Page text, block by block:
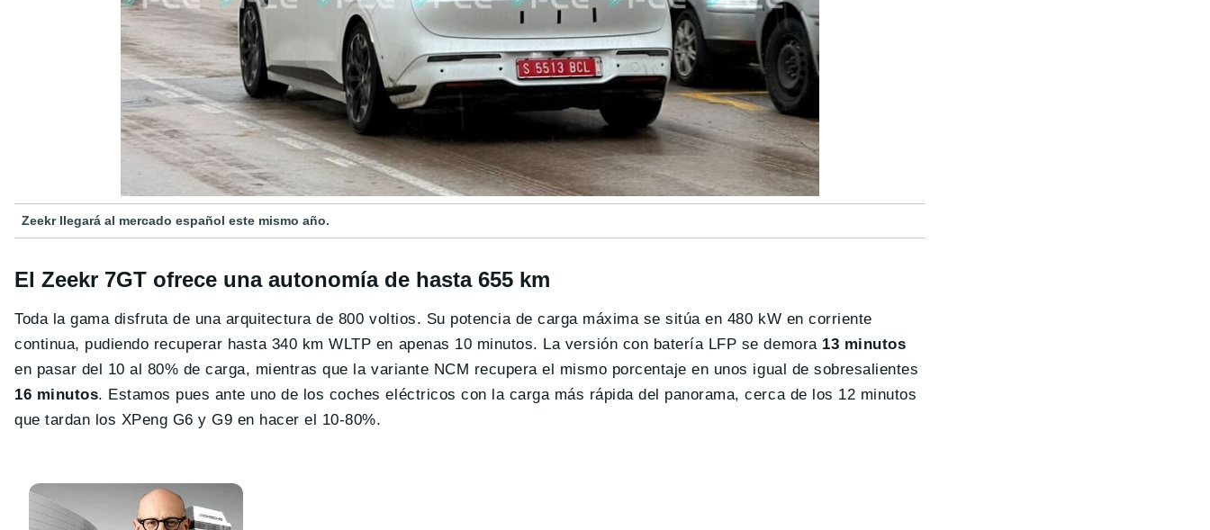
Zeekr llegará al mercado español este mismo año.
El Zeekr 7GT ofrece una autonomía de hasta 655 km
Toda la gama disfruta de una arquitectura de 800 voltios. Su potencia de carga máxima se sitúa en 480 kW en corriente
continua, pudiendo recuperar hasta 340 km WLTP en apenas 10 minutos. La versión con batería LFP se demora 13 minutos
en pasar del 10 al 80% de carga, mientras que la variante NCM recupera el mismo porcentaje en unos igual de sobresalientes
16 minutos. Estamos pues ante uno de los coches eléctricos con la carga más rápida del panorama, cerca de los 12 minutos
que tardan los XPeng G6 y G9 en hacer el 10-80%.